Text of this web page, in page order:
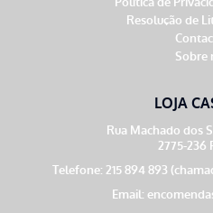
Resolução de
Sobre
LOJA
Rua Machado dos
2775-236
Telefone: 215 894 893
Email: